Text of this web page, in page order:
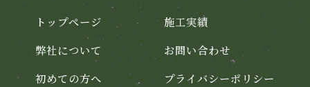
トップページ
弊社について
初めての方へ
施工実績
お問い合わせ
プライバシーポリシー